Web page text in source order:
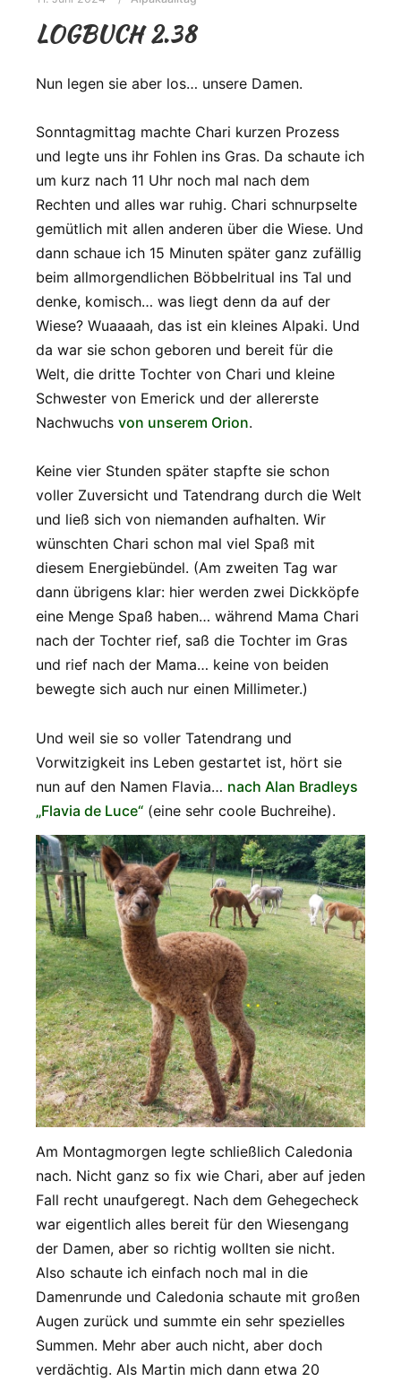
LOGBUCH 2.38
Nun legen sie aber los… unsere Damen.
Sonntagmittag machte Chari kurzen Prozess
und legte uns ihr Fohlen ins Gras. Da schaute ich
um kurz nach 11 Uhr noch mal nach dem
Rechten und alles war ruhig. Chari schnurpselte
gemütlich mit allen anderen über die Wiese. Und
dann schaue ich 15 Minuten später ganz zufällig
beim allmorgendlichen Böbbelritual ins Tal und
denke, komisch… was liegt denn da auf der
Wiese? Wuaaaah, das ist ein kleines Alpaki. Und
da war sie schon geboren und bereit für die
Welt, die dritte Tochter von Chari und kleine
Schwester von Emerick und der allererste
Nachwuchs von unserem Orion.
Keine vier Stunden später stapfte sie schon
voller Zuversicht und Tatendrang durch die Welt
und ließ sich von niemanden aufhalten. Wir
wünschten Chari schon mal viel Spaß mit
diesem Energiebündel. (Am zweiten Tag war
dann übrigens klar: hier werden zwei Dickköpfe
eine Menge Spaß haben… während Mama Chari
nach der Tochter rief, saß die Tochter im Gras
und rief nach der Mama… keine von beiden
bewegte sich auch nur einen Millimeter.)
Und weil sie so voller Tatendrang und
Vorwitzigkeit ins Leben gestartet ist, hört sie
nun auf den Namen Flavia… nach Alan Bradleys
„Flavia de Luce“ (eine sehr coole Buchreihe).
Am Montagmorgen legte schließlich Caledonia
nach. Nicht ganz so fix wie Chari, aber auf jeden
Fall recht unaufgeregt. Nach dem Gehegecheck
war eigentlich alles bereit für den Wiesengang
der Damen, aber so richtig wollten sie nicht.
Also schaute ich einfach noch mal in die
Damenrunde und Caledonia schaute mit großen
Augen zurück und summte ein sehr spezielles
Summen. Mehr aber auch nicht, aber doch
verdächtig. Als Martin mich dann etwa 20